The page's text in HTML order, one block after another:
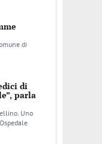
di
di
parla
Uno